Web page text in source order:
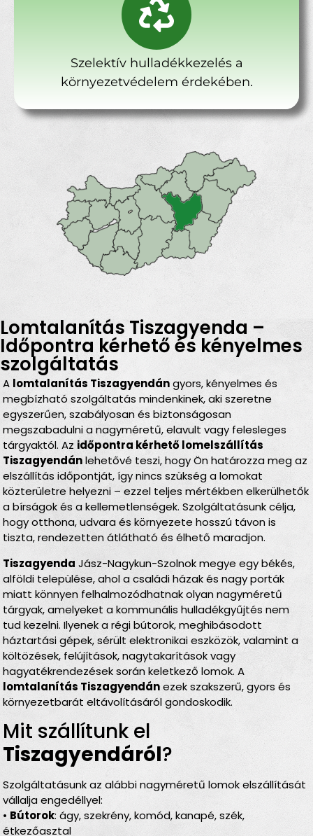
Szelektív hulladékkezelés a
környezetvédelem érdekében.
Lomtalanítás Tiszagyenda –
Időpontra kérhető és kényelmes
szolgáltatás
A lomtalanítás Tiszagyendángyors, kényelmes és
megbízható szolgáltatás mindenkinek, aki szeretne
egyszerűen, szabályosan és biztonságosan
megszabadulni a nagyméretű, elavult vagy felesleges
tárgyaktól. Az időpontra kérhető lomelszállítás
Tiszagyendánlehetővé teszi, hogy Ön határozza meg az
elszállítás időpontját, így nincs szükség a lomokat
közterületre helyezni – ezzel teljes mértékben elkerülhetők
a bírságok és a kellemetlenségek. Szolgáltatásunk célja,
hogy otthona, udvara és környezete hosszú távon is
tiszta, rendezetten átlátható és élhető maradjon.
Tiszagyenda Jász-Nagykun-Szolnok megye egy békés,
alföldi települése, ahol a családi házak és nagy porták
miatt könnyen felhalmozódhatnak olyan nagyméretű
tárgyak, amelyeket a kommunális hulladékgyűjtés nem
tud kezelni. Ilyenek a régi bútorok, meghibásodott
háztartási gépek, sérült elektronikai eszközök, valamint a
költözések, felújítások, nagytakarítások vagy
hagyatékrendezések során keletkező lomok. A
lomtalanítás Tiszagyendánezek szakszerű, gyors és
környezetbarát eltávolításáról gondoskodik.
Mit szállítunk el
Tiszagyendáról?
Szolgáltatásunk az alábbi nagyméretű lomok elszállítását
vállalja engedéllyel:
• Bútorok: ágy, szekrény, komód, kanapé, szék,
étkezőasztal